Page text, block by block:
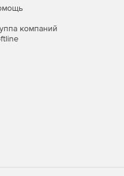
компаний